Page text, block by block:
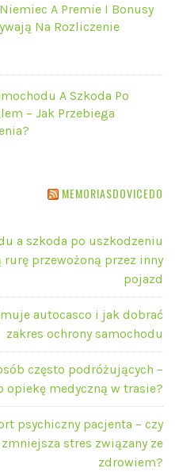
A Premie I Bonusy
Na Rozliczenie
A Szkoda Po
– Jak Przebiega
MEMORIASDOVICEDO
a szkoda po uszkodzeniu
przewożoną przez inny
pojazd
autocasco i jak dobrać
zakres ochrony samochodu
często podróżujących –
opiekę medyczną w trasie?
psychiczny pacjenta – czy
stres związany ze
zdrowiem?